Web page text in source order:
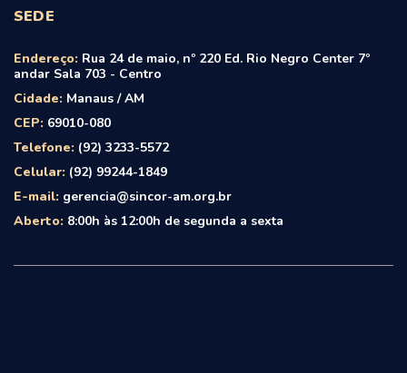
SEDE
Endereço: Rua 24 de maio, nº 220 Ed. Rio Negro Center 7º
andar Sala 703 - Centro
Cidade: Manaus / AM
CEP: 69010-080
Telefone: (92) 3233-5572
Celular: (92) 99244-1849
E-mail: gerencia@sincor-am.org.br
Aberto: 8:00h às 12:00h de segunda a sexta